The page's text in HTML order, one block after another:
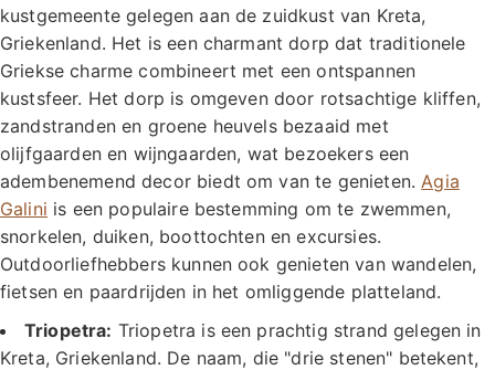
kustgemeente gelegen aan de zuidkust van Kreta,
Griekenland. Het is een charmant dorp dat traditionele
Griekse charme combineert met een ontspannen
kustsfeer. Het dorp is omgeven door rotsachtige kliffen,
zandstranden en groene heuvels bezaaid met
olijfgaarden en wijngaarden, wat bezoekers een
adembenemend decor biedt om van te genieten. Agia
Galini is een populaire bestemming om te zwemmen,
snorkelen, duiken, boottochten en excursies.
Outdoorliefhebbers kunnen ook genieten van wandelen,
fietsen en paardrijden in het omliggende platteland.
Triopetra: Triopetra is een prachtig strand gelegen in
Kreta, Griekenland. De naam, die "drie stenen" betekent,